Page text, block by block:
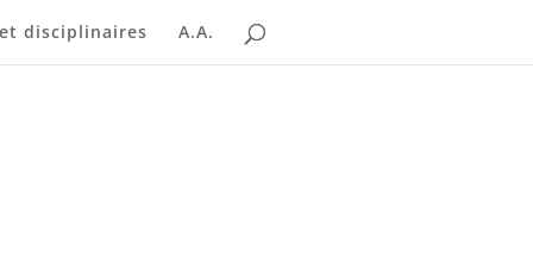
disciplinaires A.A.